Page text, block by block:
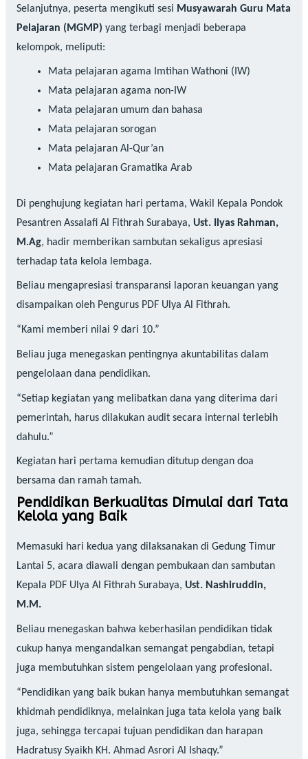
Selanjutnya, peserta mengikuti sesi Musyawarah Guru Mata
Pelajaran (MGMP) yang terbagi menjadi beberapa
kelompok, meliputi:
Mata pelajaran agama Imtihan Wathoni (IW)
Mata pelajaran agama non-IW
Mata pelajaran umum dan bahasa
Mata pelajaran sorogan
Mata pelajaran Al-Qur’an
Mata pelajaran Gramatika Arab
Di penghujung kegiatan hari pertama, Wakil Kepala Pondok
Pesantren Assalafi Al Fithrah Surabaya, Ust. Ilyas Rahman,
M.Ag, hadir memberikan sambutan sekaligus apresiasi
terhadap tata kelola lembaga.
Beliau mengapresiasi transparansi laporan keuangan yang
disampaikan oleh Pengurus PDF Ulya Al Fithrah.
“Kami memberi nilai 9 dari 10.”
Beliau juga menegaskan pentingnya akuntabilitas dalam
pengelolaan dana pendidikan.
“Setiap kegiatan yang melibatkan dana yang diterima dari
pemerintah, harus dilakukan audit secara internal terlebih
dahulu.”
Kegiatan hari pertama kemudian ditutup dengan doa
bersama dan ramah tamah.
Pendidikan Berkualitas Dimulai dari Tata
Kelola yang Baik
Memasuki hari kedua yang dilaksanakan di Gedung Timur
Lantai 5, acara diawali dengan pembukaan dan sambutan
Kepala PDF Ulya Al Fithrah Surabaya, Ust. Nashiruddin,
M.M.
Beliau menegaskan bahwa keberhasilan pendidikan tidak
cukup hanya mengandalkan semangat pengabdian, tetapi
juga membutuhkan sistem pengelolaan yang profesional.
“Pendidikan yang baik bukan hanya membutuhkan semangat
khidmah pendidiknya, melainkan juga tata kelola yang baik
juga, sehingga tercapai tujuan pendidikan dan harapan
Hadratusy Syaikh KH. Ahmad Asrori Al Ishaqy.”